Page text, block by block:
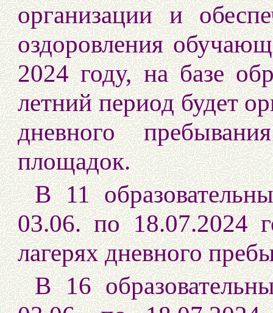
организации и
оздоровления
2024 году, на базе
летний период будет
дневного
площадок.
В 11
03.06. по 18.07.2024
лагерях дневного
В 16